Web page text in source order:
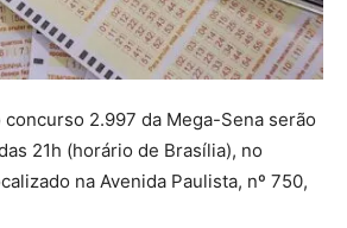
2.997 da Mega-Sena serão
21h (horário de Brasília), no
na Avenida Paulista, nº 750,